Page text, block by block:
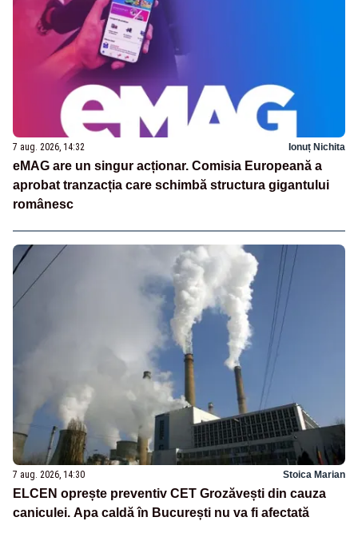
7 aug. 2026, 14:32 Ionuț Nichita
eMAG are un singur acționar. Comisia Europeană a
aprobat tranzacția care schimbă structura gigantului
românesc
7 aug. 2026, 14:30 Stoica Marian
ELCEN oprește preventiv CET Grozăvești din cauza
caniculei. Apa caldă în București nu va fi afectată